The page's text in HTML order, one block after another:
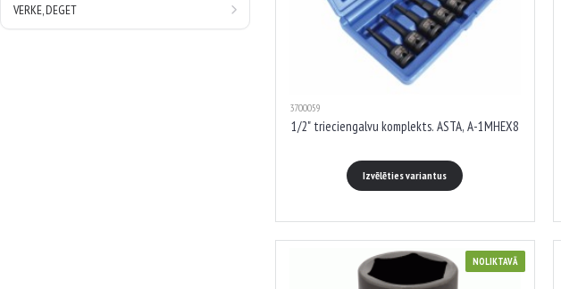
VERKE, DEGET
3700059
1/2" trieciengalvu komplekts. ASTA, A-1MHEX8
Izvēlēties variantus
NOLIKTAVĀ